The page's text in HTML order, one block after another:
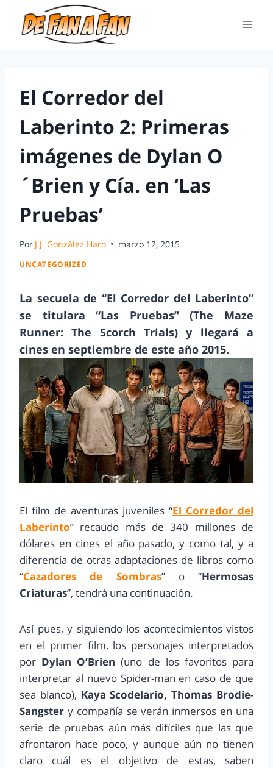
El Corredor del
Laberinto 2: Primeras
imágenes de Dylan O
´Brien y Cía. en ‘Las
Pruebas’
Por J.J. González Haro marzo 12, 2015
UNCATEGORIZED
La secuela de “El Corredor del Laberinto”
se titulara “Las Pruebas” (The Maze
Runner: The Scorch Trials) y llegará a
cines en septiembre de este año 2015.
El film de aventuras juveniles “El Corredor del
Laberinto” recaudo más de 340 millones de
dólares en cines el año pasado, y como tal, y a
diferencia de otras adaptaciones de libros como
“Cazadores de Sombras” o “Hermosas
Criaturas”, tendrá una continuación.
Así pues, y siguiendo los acontecimientos vistos
en el primer film, los personajes interpretados
por Dylan O’Brien(uno de los favoritos para
interpretar al nuevo Spider-man en caso de que
sea blanco), Kaya Scodelario, Thomas Brodie-
Sangster y compañía se verán inmersos en una
serie de pruebas aún más difíciles que las que
afrontaron hace poco, y aunque aún no tienen
claro cuál es el objetivo de estas, saben